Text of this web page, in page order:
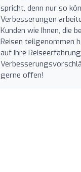
spricht, denn nur so
Verbesserungen
Kunden wie Ihnen, die
Reisen teilgenommen
auf Ihre
gerne offen!